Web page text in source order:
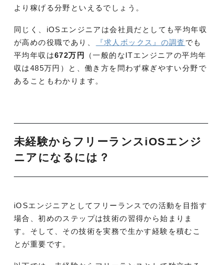
より稼げる分野といえるでしょう。
同じく、iOSエンジニアは会社員だとしても平均年収
が高めの役職であり、
『求人ボックス』の調査 でも
平均年収は672万円
（一般的なITエンジニアの平均年
収は485万円）と、働き方を問わず稼ぎやすい分野で
あることもわかります。
未経験からフリーランスiOSエンジ
ニアになるには？
iOSエンジニアとしてフリーランスでの活動を目指す
場合、初めのステップは技術の習得から始まりま
す。そして、その技術を実務で生かす経験を積むこ
とが重要です。